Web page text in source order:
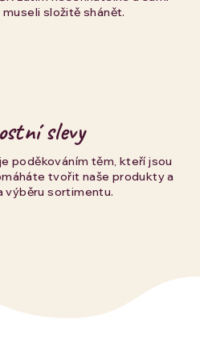
složitě shánět.
slevy
poděkováním těm, kteří jsou
tvořit naše produkty a
výběru sortimentu.